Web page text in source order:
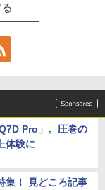
Pro」。圧巻の
体験に
集！ 見どころ記事